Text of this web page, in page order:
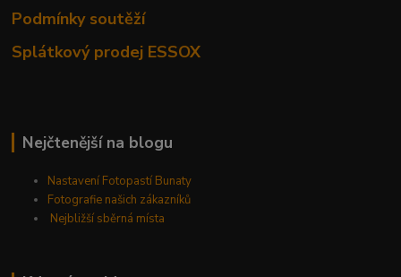
Podmínky soutěží
Splátkový prodej ESSOX
Nejčtenější na blogu
Nastavení Fotopastí Bunaty
Fotografie našich zákazníků
Nejbližší sběrná místa